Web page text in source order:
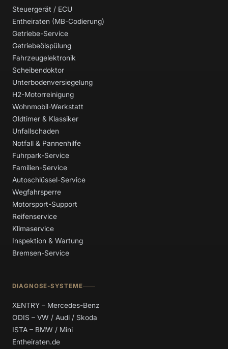
Steuergerät / ECU
Entheiraten (MB-Codierung)
Getriebe-Service
Getriebeölspülung
Fahrzeugelektronik
Scheibendoktor
Unterbodenversiegelung
H2-Motorreinigung
Wohnmobil-Werkstatt
Oldtimer & Klassiker
Unfallschaden
Notfall & Pannenhilfe
Fuhrpark-Service
Familien-Service
Autoschlüssel-Service
Wegfahrsperre
Motorsport-Support
Reifenservice
Klimaservice
Inspektion & Wartung
Bremsen-Service
DIAGNOSE-SYSTEME
XENTRY – Mercedes-Benz
ODIS – VW / Audi / Skoda
ISTA – BMW / Mini
Entheiraten.de